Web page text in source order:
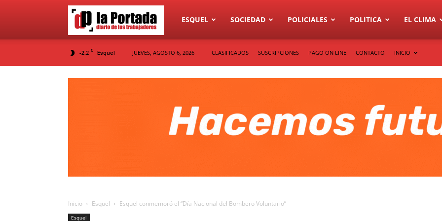
Diario
La
ESQUEL SOCIEDAD POLICIALES POLITICA EL CLIMA
-2.2 C Esquel JUEVES, AGOSTO 6, 2026 CLASIFICADOS SUSCRIPCIONES PAGO ON LINE CONTACTO INICIO
Inicio Esquel Esquel conmemoró el “Día Nacional del Bombero Voluntario”
Esquel